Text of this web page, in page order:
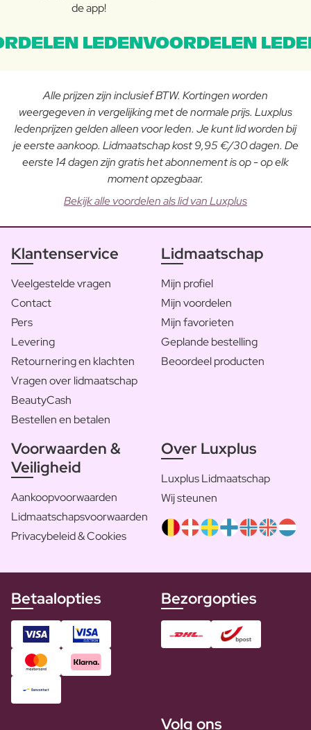
de app!
LEDENVOORDELEN
Alle prijzen zijn inclusief BTW. Kortingen worden
weergegeven in vergelijking met de normale prijs. Luxplus
ledenprijzen gelden alleen voor leden. Je kunt lid worden bij
je eerste aankoop. Lidmaatschap kost 9,95 €/30 dagen. De
eerste 14 dagen zijn gratis het abonnement is op - op elk
moment opzegbaar.
Bekijk alle voordelen als lid van Luxplus
Klantenservice
Veelgestelde vragen
Contact
Pers
Levering
Retournering en klachten
Vragen over lidmaatschap
BeautyCash
Bestellen en betalen
Lidmaatschap
Mijn profiel
Mijn voordelen
Mijn favorieten
Geplande bestelling
Beoordeel producten
Voorwaarden &
Veiligheid
Aankoopvoorwaarden
Lidmaatschapsvoorwaarden
Privacybeleid & Cookies
Over Luxplus
Luxplus Lidmaatschap
Wij steunen
Betaalopties Bezorgopties
Volg ons